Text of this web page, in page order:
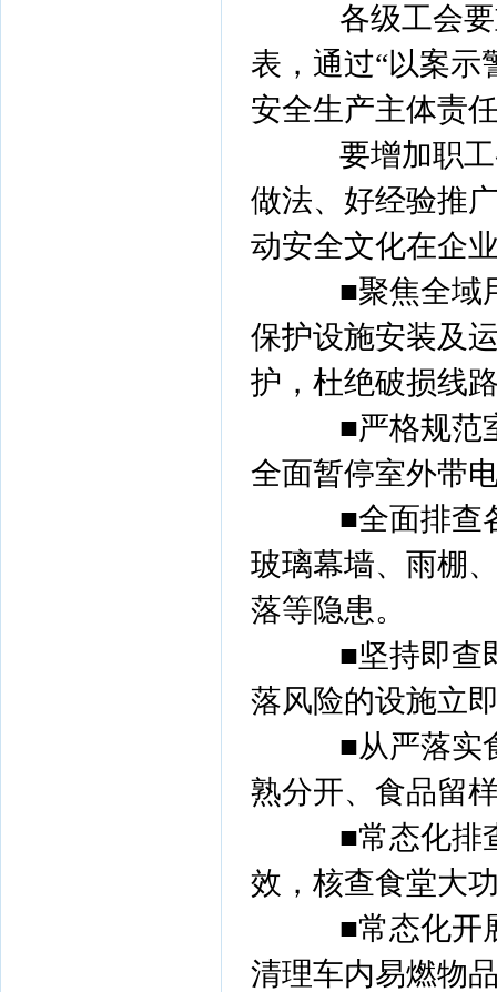
各级工会要
表，通过“以案示
安全生产主体责
要增加职工
做法、好经验推
动安全文化在企
■聚焦全域用
保护设施安装及
护，杜绝破损线
■严格规范室
全面暂停室外带
■全面排查各
玻璃幕墙、雨棚
落等隐患。
■坚持即查即
落风险的设施立
■从严落实食
熟分开、食品留
■常态化排查
效，核查食堂大
■常态化开展
清理车内易燃物